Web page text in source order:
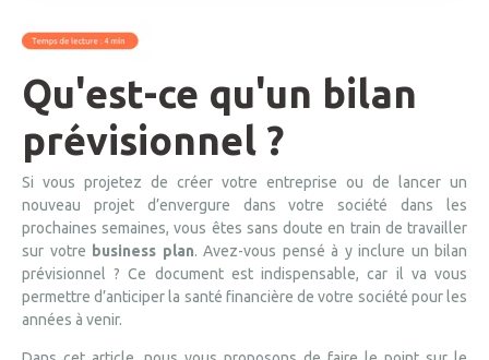
Qu'est-ce qu'un bilan
prévisionnel ?
Si vous projetez de créer votre entreprise ou de lancer un
nouveau projet d’envergure dans votre société dans les
prochaines semaines, vous êtes sans doute en train de travailler
sur votre business plan. Avez-vous pensé à y inclure un bilan
prévisionnel ? Ce document est indispensable, car il va vous
permettre d’anticiper la santé financière de votre société pour les
années à venir.